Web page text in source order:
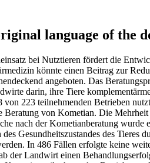
language of the
bei Nutztieren fördert die
könnte einen Beitrag zur
angeboten. Das
darin, ihre Tiere
von 223 teilnehmenden Betrieben
Beratung von Kometian. Die
nach der Kometianberatung wurde
Gesundheitszustandes des Tieres
In 486 Fällen erfolgte keine
der Landwirt einen